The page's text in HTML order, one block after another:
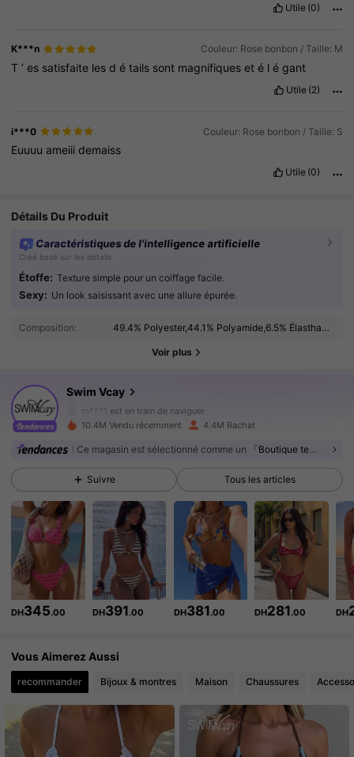
Utile (0)
K***n Couleur: Rose bonbon / Taille: M
T’es satisfaite lesdétails sont magnifiqueseté légant
Utile (2)
i***0 Couleur: Rose bonbon / Taille: S
Euuuu ameiiidemaiss
Utile (0)
Détails Du Produit
Caractéristiques de l'intelligence artificielle
Créé basé sur les détails
Étoffe: Texture simple pour un coiffage facile.
Sexy: Un look saisissant avec une allure épurée.
Composition: 49.4% Polyester,44.1% Polyamide,6.5% Élasthanne
Voir plus
Swim Vcay
599K Suiveurs
m***1
est en train de naviguer
4.90
599K Suiveurs
4.90 599K Suiveurs
4.90 599K Suiveurs
4.90 599K Suiveurs
4.90 599K Suiveurs
10.4M Vendu récemment 4.4M Rachat
Ce magasin est sélectionné comme un 「Boutique tendance」
Suivre Tous les articles
DH345.00 DH391.00 DH381.00 DH281.00 DH
Vous Aimerez Aussi
recommander Bijoux & montres Maison Chaussures